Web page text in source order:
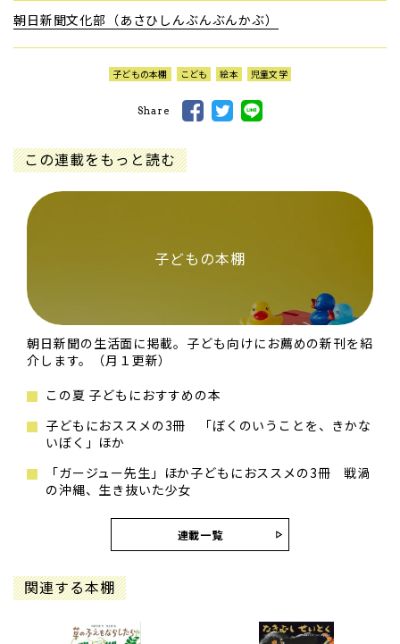
朝日新聞文化部（あさひしんぶんぶんかぶ）
子どもの本棚 こども 絵本 児童文学
Share
この連載をもっと読む
子どもの本棚
朝日新聞の生活面に掲載。子ども向けにお薦めの新刊を紹
介します。（月１更新）
この夏 子どもにおすすめの本
子どもにおススメの3冊 「ぼくのいうことを、きかな
いぼく」ほか
「ガージュー先生」ほか子どもにおススメの3冊 戦渦
の沖縄、生き抜いた少女
連載一覧
関連する本棚